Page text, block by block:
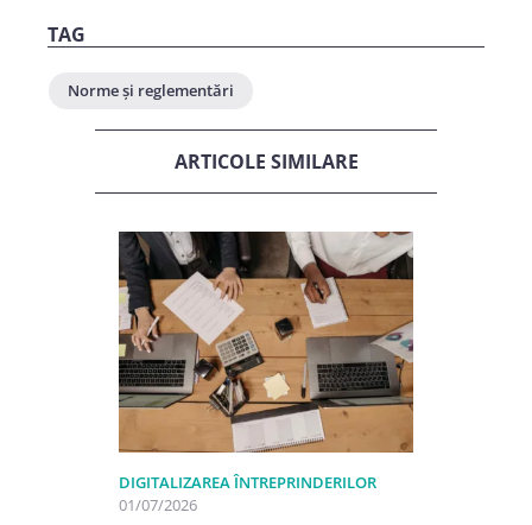
TAG
Norme și reglementări
ARTICOLE SIMILARE
DIGITALIZAREA ÎNTREPRINDERILOR
01/07/2026